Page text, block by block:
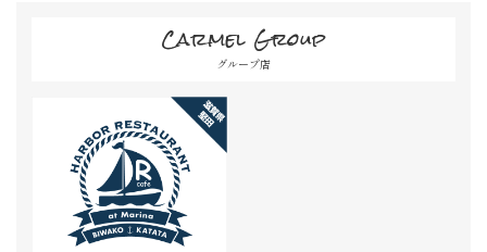
Carmel Group
グループ店